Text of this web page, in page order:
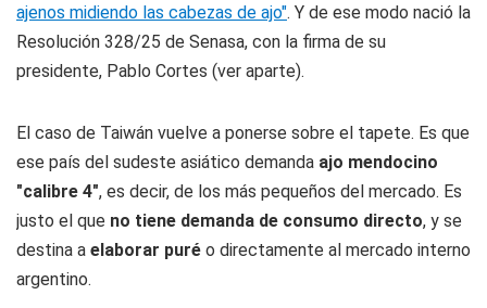
ajenos midiendo las cabezas de ajo". Y de ese modo nació la
Resolución 328/25 de Senasa, con la firma de su
presidente, Pablo Cortes (ver aparte).
El caso de Taiwán vuelve a ponerse sobre el tapete. Es que
ese país del sudeste asiático demanda ajo mendocino
"calibre 4", es decir, de los más pequeños del mercado. Es
justo el que no tiene demanda de consumo directo, y se
destina a elaborar puré o directamente al mercado interno
argentino.